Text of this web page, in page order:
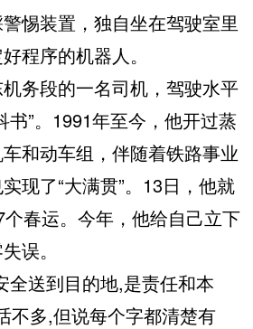
惕装置，独自坐在驾驶室里
程序的机器人。
段的一名司机，驾驶水平
书”。1991年至今，他开过蒸
和动车组，伴随着铁路事业
现了“大满贯”。13日，他就
春运。今年，他给自己立下
误。
送到目的地,是责任和本
不多,但说每个字都清楚有